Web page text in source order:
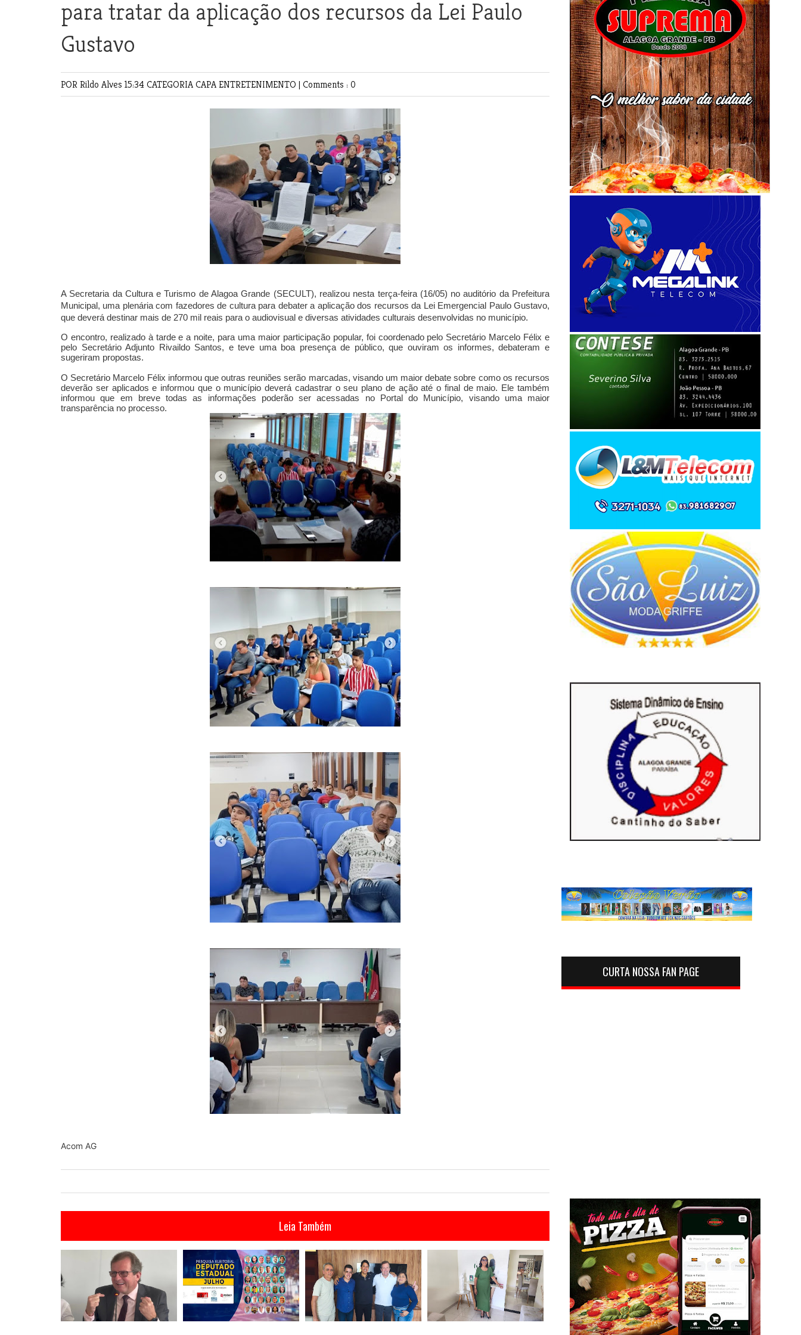
para tratar da aplicação dos recursos da Lei Paulo
Gustavo
POR Rildo Alves 15:34 CATEGORIACAPAENTRETENIMENTO | Comments : 0
A Secretaria da Cultura e Turismo de Alagoa Grande (SECULT), realizou nesta terça-feira (16/05) no auditório da Prefeitura
Municipal, uma plenária com fazedores de cultura para debater a aplicação dos recursos da Lei Emergencial Paulo Gustavo,
que deverá destinar mais de 270 mil reais para o audiovisual e diversas atividades culturais desenvolvidas no município.
O encontro, realizado à tarde e a noite, para uma maior participação popular, foi coordenado pelo Secretário Marcelo Félix e
pelo Secretário Adjunto Rivaildo Santos, e teve uma boa presença de público, que ouviram os informes, debateram e
sugeriram propostas.
O Secretário Marcelo Félix informou que outras reuniões serão marcadas, visando um maior debate sobre como os recursos
deverão ser aplicados e informou que o município deverá cadastrar o seu plano de ação até o final de maio. Ele também
informou que em breve todas as informações poderão ser acessadas no Portal do Município, visando uma maior
transparência no processo.
Acom AG
Leia Também
CURTA NOSSA FAN PAGE